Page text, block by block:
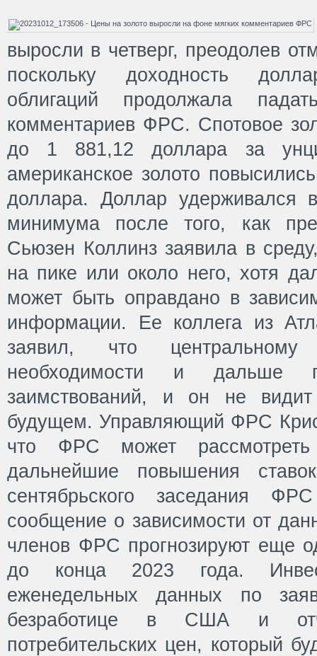
выросли в четверг, преодолев
поскольку доходность
облигаций продолжала
комментариев ФРС. Спотовое
до 1 881,12 доллара за
американское золото
доллара. Доллар удерживался
минимума после того, как
Сьюзен Коллинз заявила в
на пике или около него, хотя
может быть оправдано в
информации. Ее коллега из
заявил, что
необходимости и дальше
заимствований, и он не
будущем. Управляющий ФРС
что ФРС может
дальнейшие повышения
сентябрьского заседания
сообщение о зависимости от
членов ФРС прогнозируют еще
до конца 2023 года.
еженедельных данных по
безработице в США и
потребительских цен, который